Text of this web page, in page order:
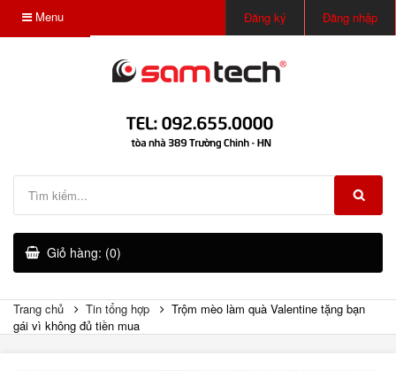
Menu Đăng ký Đăng nhập
Giỏ hàng: (0)
Trang chủ Tin tổng hợp
Trộm mèo làm quà Valentine tặng bạn
gái vì không đủ tiền mua